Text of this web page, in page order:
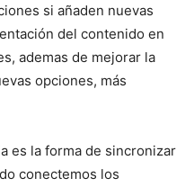
si añaden nuevas
del contenido en
ademas de mejorar la
opciones, más
es la forma de sincronizar
conectemos los